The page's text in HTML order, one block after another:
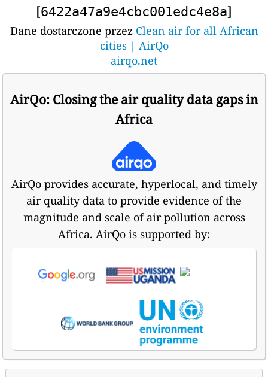
[6422a47a9e4cbc001edc4e8a]
Dane dostarczone przez Clean air for all African
cities | AirQo
airqo.net
AirQo: Closing the air quality data gaps in
Africa
AirQo provides accurate, hyperlocal, and timely
air quality data to provide evidence of the
magnitude and scale of air pollution across
Africa. AirQo is supported by: